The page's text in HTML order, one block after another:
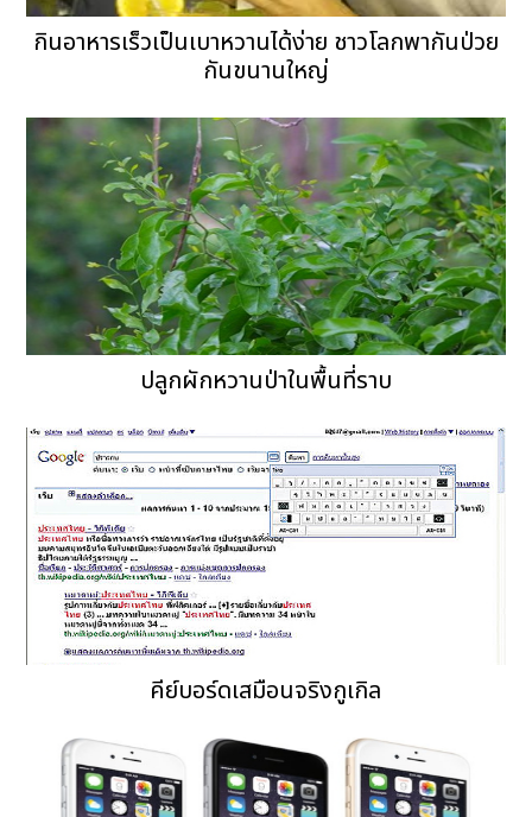
กินอาหารเร็วเป็นเบาหวานได้ง่าย ชาวโลกพากันป่วย
กันขนานใหญ่
ปลูกผักหวานป่าในพื้นที่ราบ
คีย์บอร์ดเสมือนจริงกูเกิล